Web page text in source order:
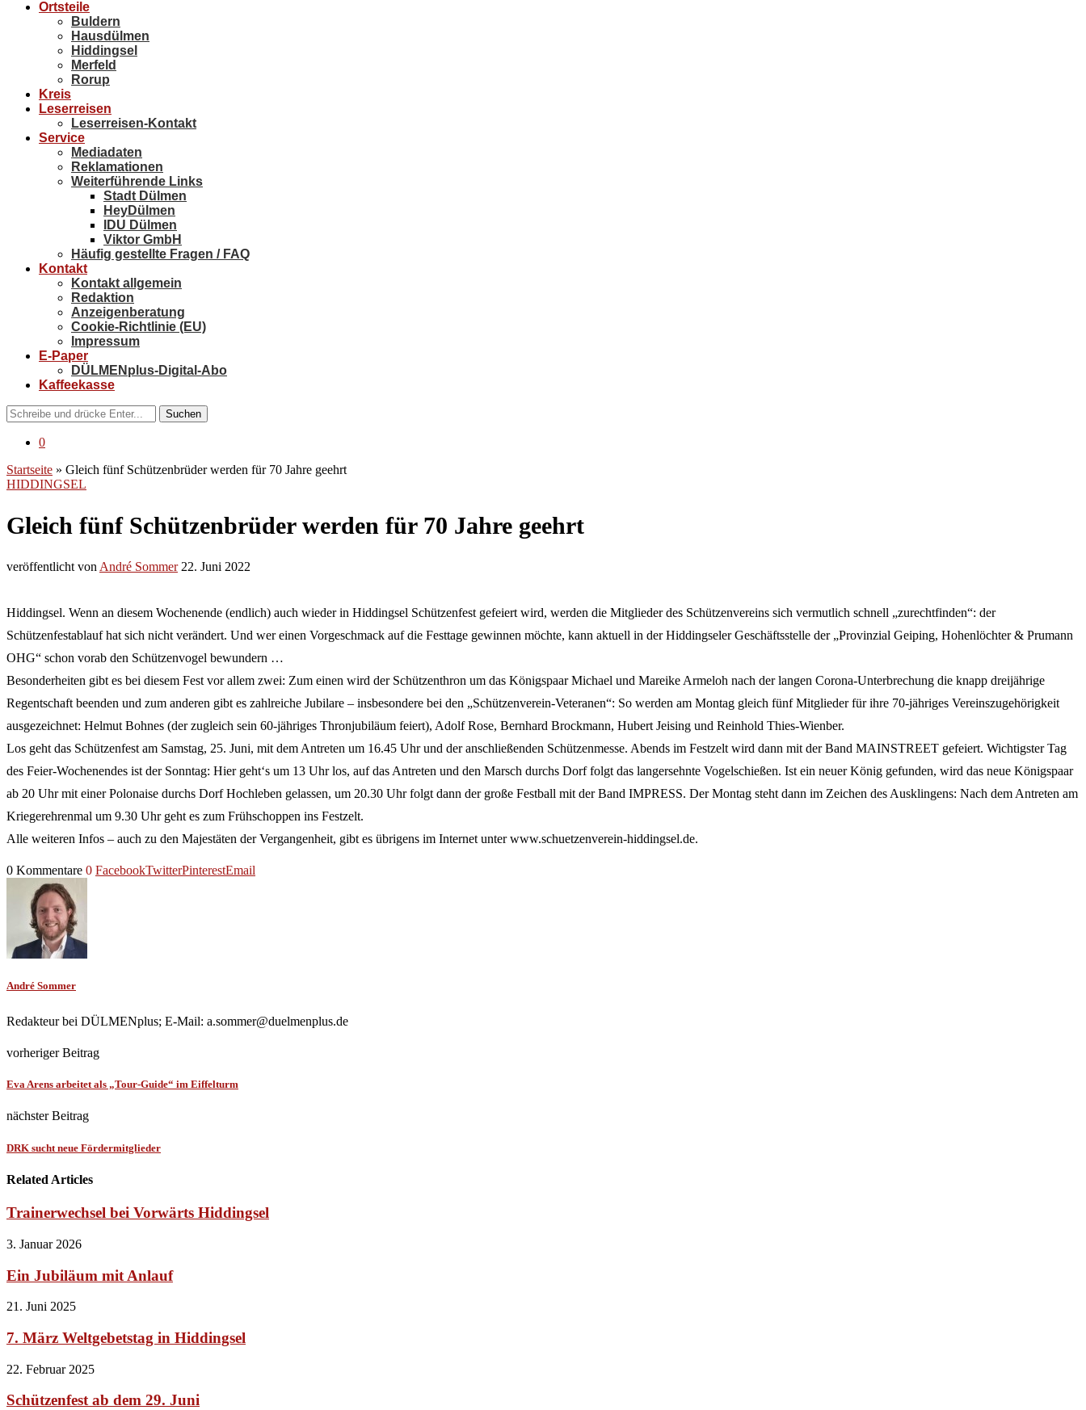
Ortsteile
Buldern
Hausdülmen
Hiddingsel
Merfeld
Rorup
Kreis
Leserreisen
Leserreisen-Kontakt
Service
Mediadaten
Reklamationen
Weiterführende Links
Stadt Dülmen
HeyDülmen
IDU Dülmen
Viktor GmbH
Häufig gestellte Fragen / FAQ
Kontakt
Kontakt allgemein
Redaktion
Anzeigenberatung
Cookie-Richtlinie (EU)
Impressum
E-Paper
DÜLMENplus-Digital-Abo
Kaffeekasse
Suchen
0
Startseite » Gleich fünf Schützenbrüder werden für 70 Jahre geehrt
HIDDINGSEL
Gleich fünf Schützenbrüder werden für 70 Jahre geehrt
veröffentlicht von André Sommer 22. Juni 2022
Hiddingsel. Wenn an diesem Wochenende (endlich) auch wieder in Hiddingsel Schützenfest gefeiert wird, werden die Mitglieder des Schützenvereins sich vermutlich schnell „zurechtfinden“: der
Schützenfestablauf hat sich nicht verändert. Und wer einen Vorgeschmack auf die Festtage gewinnen möchte, kann aktuell in der Hiddingseler Geschäftsstelle der „Provinzial Geiping, Hohenlöchter & Prumann
OHG“ schon vorab den Schützenvogel bewundern …
Besonderheiten gibt es bei diesem Fest vor allem zwei: Zum einen wird der Schützenthron um das Königspaar Michael und Mareike Armeloh nach der langen Corona-Unterbrechung die knapp dreijährige
Regentschaft beenden und zum anderen gibt es zahlreiche Jubilare – insbesondere bei den „Schützenverein-Veteranen“: So werden am Montag gleich fünf Mitglieder für ihre 70-jähriges Vereinszugehörigkeit
ausgezeichnet: Helmut Bohnes (der zugleich sein 60-jähriges Thronjubiläum feiert), Adolf Rose, Bernhard Brockmann, Hubert Jeising und Reinhold Thies-Wienber.
Los geht das Schützenfest am Samstag, 25. Juni, mit dem Antreten um 16.45 Uhr und der anschließenden Schützenmesse. Abends im Festzelt wird dann mit der Band MAINSTREET gefeiert. Wichtigster Tag
des Feier-Wochenendes ist der Sonntag: Hier geht‘s um 13 Uhr los, auf das Antreten und den Marsch durchs Dorf folgt das langersehnte Vogelschießen. Ist ein neuer König gefunden, wird das neue Königspaar
ab 20 Uhr mit einer Polonaise durchs Dorf Hochleben gelassen, um 20.30 Uhr folgt dann der große Festball mit der Band IMPRESS. Der Montag steht dann im Zeichen des Ausklingens: Nach dem Antreten am
Kriegerehrenmal um 9.30 Uhr geht es zum Frühschoppen ins Festzelt.
Alle weiteren Infos – auch zu den Majestäten der Vergangenheit, gibt es übrigens im Internet unter www.schuetzenverein-hiddingsel.de.
0 Kommentare 0 FacebookTwitterPinterestEmail
André Sommer
Redakteur bei DÜLMENplus; E-Mail: a.sommer@duelmenplus.de
vorheriger Beitrag
Eva Arens arbeitet als „Tour-Guide“ im Eiffelturm
nächster Beitrag
DRK sucht neue Fördermitglieder
Related Articles
Trainerwechsel bei Vorwärts Hiddingsel
3. Januar 2026
Ein Jubiläum mit Anlauf
21. Juni 2025
7. März Weltgebetstag in Hiddingsel
22. Februar 2025
Schützenfest ab dem 29. Juni